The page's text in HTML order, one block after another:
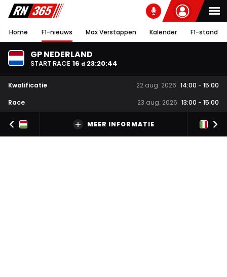
Home F1-nieuws Max Verstappen Kalender F1-stand
GP NEDERLAND
START RACE 16 d 23:20:43
Kwalificatie 22 aug. 2026 14:00 - 15:00
Race
23 aug. 2026 13:00 - 15:00
MEER INFORMATIE